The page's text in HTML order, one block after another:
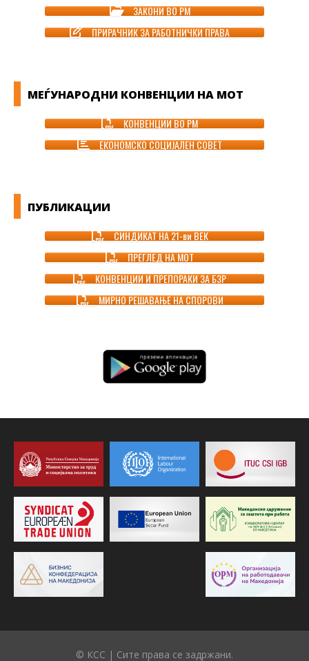
ЗАКОНИ ВО РМ
ПРИРАЧНИК ЗА РАБОТНИЧКИ ПРАВА
МЕЃУНАРОДНИ КОНВЕНЦИИ НА МОТ
КОНВЕНЦИИ ВО РМ
ЕКОНОМСКО СОЦИЈАЛЕН СОВЕТ
ПУБЛИКАЦИИ
СИНДИКАТ НА 21-ви ВЕК
ПРЕГЛЕД НА МОТ
КОНВЕНЦИИ И ПРЕПОРАКИ ЗА БЗР
МИРНО РЕШАВАЊЕ НА СПОРОВИ
© КСС | Сите права се задржани.